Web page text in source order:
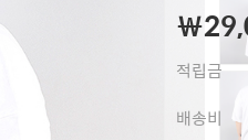
￦
적립금
배송비